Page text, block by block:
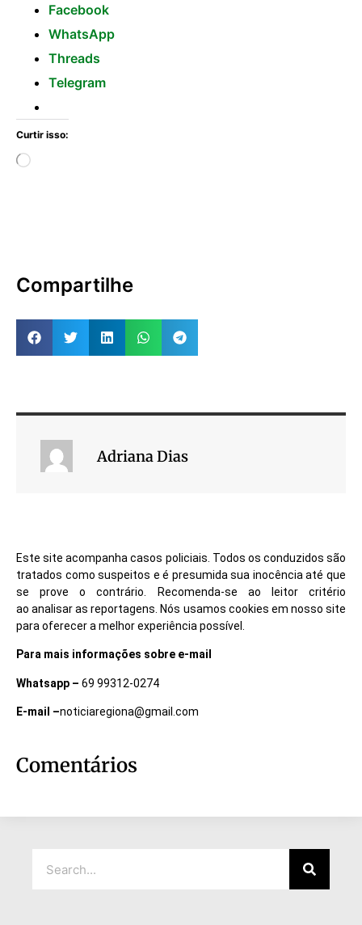
Facebook
WhatsApp
Threads
Telegram
Curtir isso:
Compartilhe
Adriana Dias
Este site acompanha casos policiais. Todos os conduzidos são
tratados como suspeitos e é presumida sua inocência até que
se prove o contrário. Recomenda-se ao leitor critério
ao analisar as reportagens. Nós usamos cookies em nosso site
para oferecer a melhor experiência possível.
Para mais informações sobre e-mail
Whatsapp – 69 99312-0274
E-mail –noticiaregiona@gmail.com
Comentários